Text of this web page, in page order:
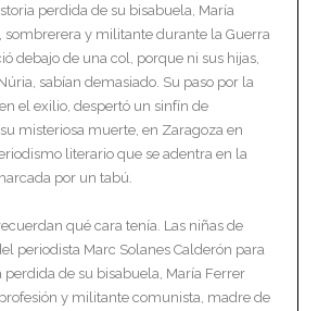
perdida de su bisabuela, María
sombrerera y militante durante la Guerra
debajo de una col, porque ni sus hijas,
sabían demasiado. Su paso por la
el exilio, despertó un sinfín de
misteriosa muerte, en Zaragoza en
literario que se adentra en la
por un tabú.
qué cara tenía. Las niñas de
periodista Marc Solanes Calderón para
de su bisabuela, María Ferrer
y militante comunista, madre de